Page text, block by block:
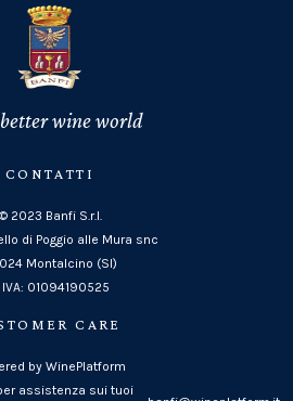
wine world
CONTATTI
© 2023 Banfi S.r.l.
di Poggio alle Mura snc
Montalcino (SI)
IVA: 01094190525
CARE
by WinePlatform
assistenza sui tuoi